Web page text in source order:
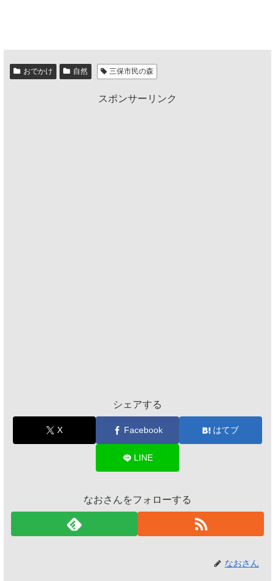
おでかけ 自然 三保市民の森
スポンサーリンク
シェアする
X Facebook はてブ
LINE
なおさんをフォローする
なおさん